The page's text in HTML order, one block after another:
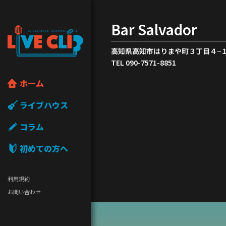
ホーム
ライブハウス
コラム
初めての方へ
利用規約
お問い合わせ
Bar Salvador
高知県高知市はりまや町３丁目４−
TEL 090-7571-8851